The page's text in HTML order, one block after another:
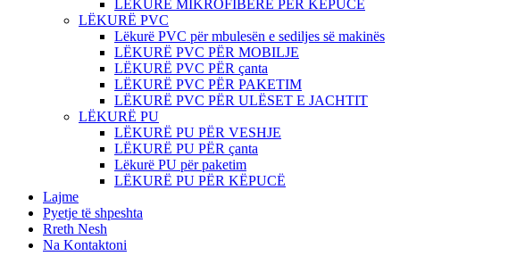
LËKURË MIKROFIBERE PËR KËPUCË
LËKURË PVC
Lëkurë PVC për mbulesën e sediljes së makinës
LËKURË PVC PËR MOBILJE
LËKURË PVC PËR çanta
LËKURË PVC PËR PAKETIM
LËKURË PVC PËR ULËSET E JACHTIT
LËKURË PU
LËKURË PU PËR VESHJE
LËKURË PU PËR çanta
Lëkurë PU për paketim
LËKURË PU PËR KËPUCË
Lajme
Pyetje të shpeshta
Rreth Nesh
Na Kontaktoni